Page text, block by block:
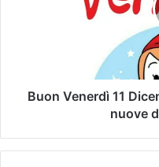
Buon Venerdì 11
nuove